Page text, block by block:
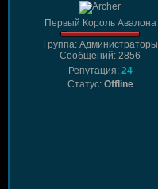
Первый Король Авалона
Группа: Администраторы
Сообщений: 2856
Репутация: 24
Статус: Offline